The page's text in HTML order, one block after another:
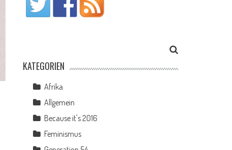
KATEGORIEN
Afrika
Allgemein
Because it's 2016
Feminismus